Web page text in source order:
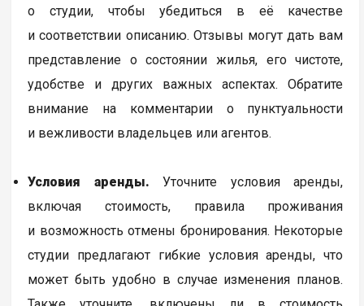
о студии, чтобы убедиться в её качестве
и соответствии описанию. Отзывы могут дать вам
представление о состоянии жилья, его чистоте,
удобстве и других важных аспектах. Обратите
внимание на комментарии о пунктуальности
и вежливости владельцев или агентов.
Условия аренды. Уточните условия аренды,
включая стоимость, правила проживания
и возможность отмены бронирования. Некоторые
студии предлагают гибкие условия аренды, что
может быть удобно в случае изменения планов.